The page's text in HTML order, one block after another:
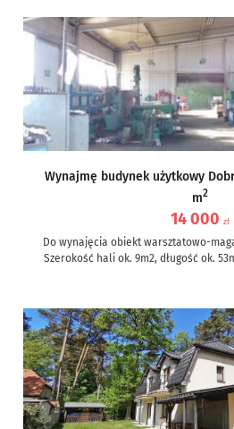
Wynajmę budynek użytkowy
m2
14 000 zł
Do wynajęcia obiekt warsztatowo-
Szerokość hali ok. 9m2, długość ok.